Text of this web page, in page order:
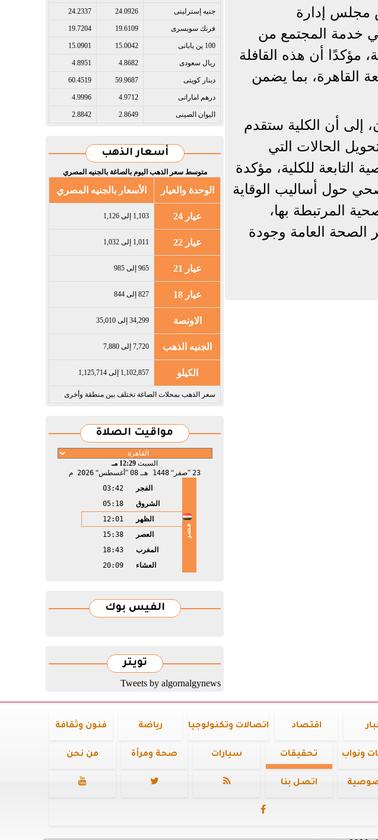
مجلس إدارة
في خدمة المجتمع من
مؤكدًا أن هذه القافلة
القاهرة، بما يضمن
إلى أن الكلية ستقدم
الحالات التي
التابعة للكلية، مؤكدة
حول أساليب الوقاية
المرتبطة بها،
الصحة العامة وجودة
جنيه إسترلينى​ 24.0926
24.2337
فرنك سويسرى​ 19.6109
19.7204
100 ين يابانى​ 15.0042
15.0901
ريال سعودى​ 4.8682
4.8951
دينار كويتى​ 59.9687
60.4519
درهم اماراتى​ 4.9712
4.9996
اليوان الصينى​ 2.8649
2.8842
أسعار الذهب
متوسط سعر الذهب اليوم بالصاغة بالجنيه المصري
الوحدة والعيار الأسعار بالجنيه المصري
عيار 24 1,103 إلى 1,126
عيار 22 1,011 إلى 1,032
عيار 21 965 إلى 985
عيار 18 827 إلى 844
الاونصة 34,299 إلى 35,010
الجنيه الذهب 7,720 إلى 7,880
الكيلو 1,102,857 إلى 1,125,714
سعر الذهب بمحلات الصاغة تختلف بين منطقة وأخرى
مواقيت الصلاة
السبت 12:29 مـ
23 صفر 1448 هـ 08 أغسطس 2026 م
مصر
الفجر
03:42
الشروق
05:18
الظهر
12:01
العصر
15:38
المغرب
18:43
العشاء
20:09
الفيس بوك
تويتر
Tweets by algornalgynews
اقتصاد اتصالات وتكنولوجيا رياضة فنون وثقافة
ونواب تحقيقات سيارات صحة ومرأة من نحن
اتصل بنا 


